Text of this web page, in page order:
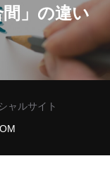
間」の違い
ャルサイト